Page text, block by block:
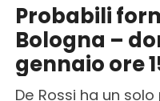
Probabili
Bologna –
gennaio ore
De Rossi ha un